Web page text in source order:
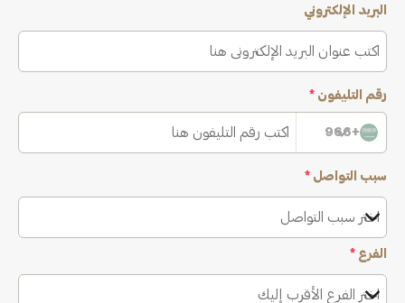
البريد الإلكتروني
رقم التليفون *
+966
سبب التواصل *
اختر سبب التواصل
الفرع *
اختر الفرع الأقرب إليك